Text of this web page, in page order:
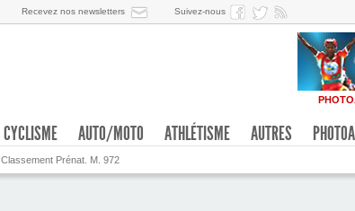
Recevez nos newsletters Suivez-nous
Classement Prénat. M. 972
CYCLISME AUTO/MOTO ATHLÉTISME AUTRES